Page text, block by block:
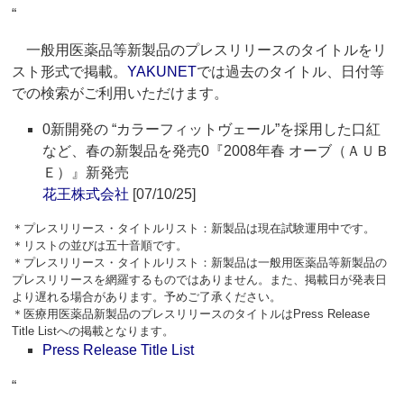
“
一般用医薬品等新製品のプレスリリースのタイトルをリ
スト形式で掲載。YAKUNETでは過去のタイトル、日付等
での検索がご利用いただけます。
0新開発の “カラーフィットヴェール”を採用した口紅
など、春の新製品を発売0『2008年春 オーブ（ＡＵＢ
Ｅ）』新発売
花王株式会社 [07/10/25]
＊プレスリリース・タイトルリスト：新製品は現在試験運用中です。
＊リストの並びは五十音順です。
＊プレスリリース・タイトルリスト：新製品は一般用医薬品等新製品の
プレスリリースを網羅するものではありません。また、掲載日が発表日
より遅れる場合があります。予めご了承ください。
＊医療用医薬品新製品のプレスリリースのタイトルはPress Release
Title Listへの掲載となります。
Press Release Title List
“